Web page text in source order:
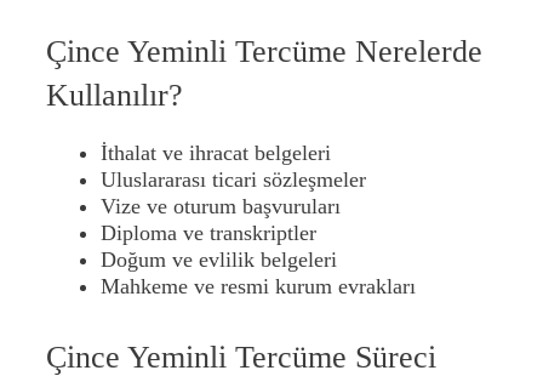
Çince Yeminli Tercüme Nerelerde
Kullanılır?
İthalat ve ihracat belgeleri
Uluslararası ticari sözleşmeler
Vize ve oturum başvuruları
Diploma ve transkriptler
Doğum ve evlilik belgeleri
Mahkeme ve resmi kurum evrakları
Çince Yeminli Tercüme Süreci